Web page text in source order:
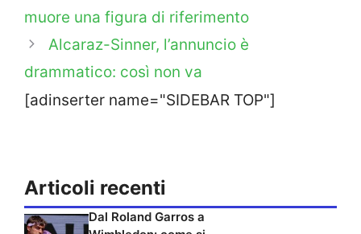
muore una figura di riferimento
Alcaraz-Sinner, l’annuncio è
drammatico: così non va
[adinserter name="SIDEBAR TOP"]
Articoli recenti
Dal Roland Garros a